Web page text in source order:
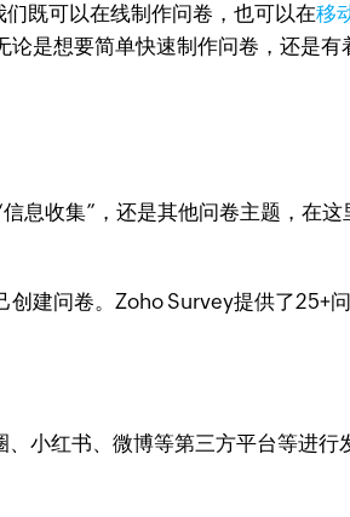
既可以在线制作问卷，也可以在移
是想要简单快速制作问卷，还是有
息收集”，还是其他问卷主题，在
建问卷。Zoho Survey提供了25+
小红书、微博等第三方平台等进行